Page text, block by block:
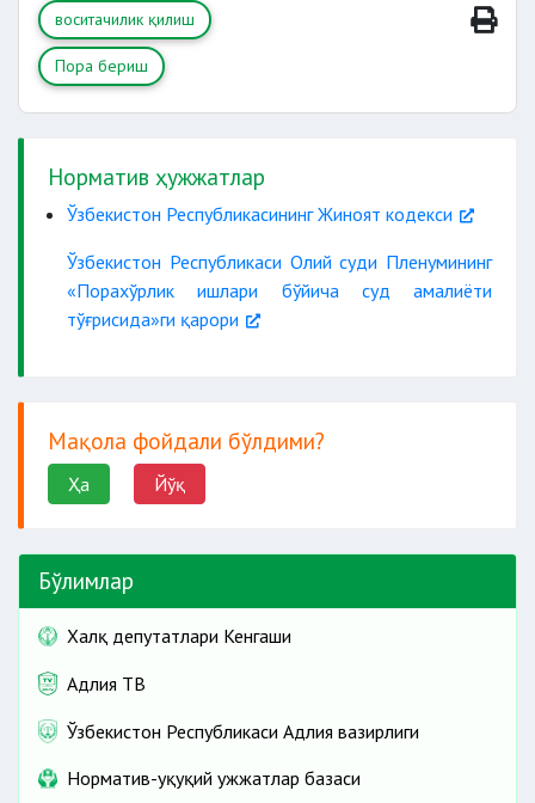
воситачилик қилиш
Пора бериш
Норматив ҳужжатлар
Ўзбекистон Республикасининг Жиноят кодекси
Ўзбекистон Республикаси Олий суди Пленумининг
«Порахўрлик ишлари бўйича суд амалиёти
тўғрисида»ги қарори
Мақола фойдали бўлдими?
Ҳа Йўқ
Бўлимлар
Халқ депутатлари Кенгаши
Адлия ТВ
Ўзбекистон Республикаси Адлия вазирлиги
Норматив-ҳуқуқий ҳужжатлар базаси